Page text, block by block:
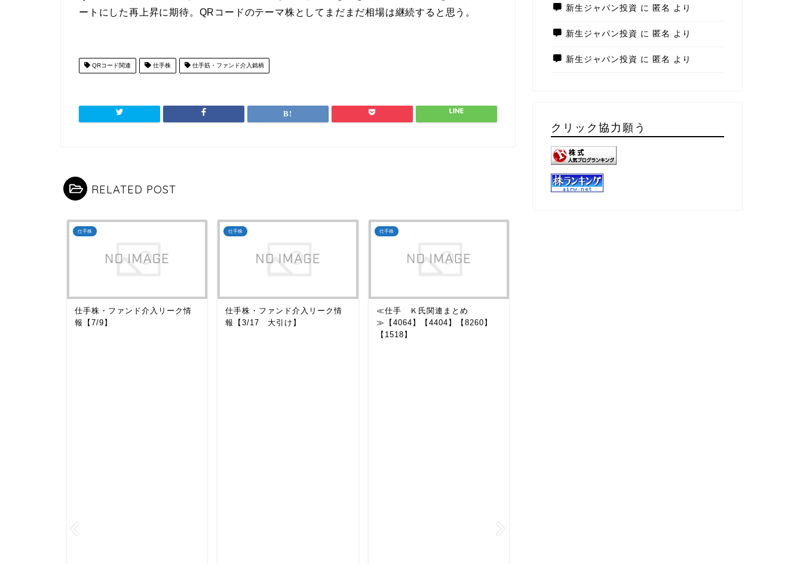
ートにした再上昇に期待。QRコードのテーマ株としてまだまだ相場は継続すると思う。
QRコード関連 仕手株 仕手筋・ファンド介入銘柄
RELATED POST
仕手株
仕手株・ファンド介入リーク情
報【7/9】
仕手株
仕手株・ファンド介入リーク情
報【3/17 大引け】
仕手株
≪仕手 Ｋ氏関連まとめ
≫【4064】【4404】【8260】
【1518】
新生ジャパン投資 に 匿名 より
新生ジャパン投資 に 匿名 より
新生ジャパン投資 に 匿名 より
クリック協力願う